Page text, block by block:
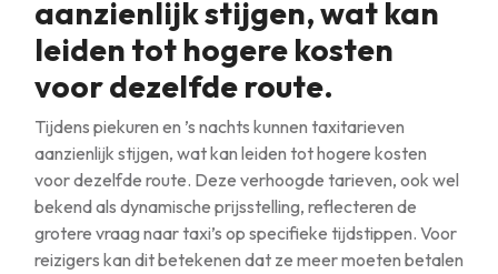
aanzienlijk stijgen, wat kan
leiden tot hogere kosten
voor dezelfde route.
Tijdens piekuren en ’s nachts kunnen taxitarieven
aanzienlijk stijgen, wat kan leiden tot hogere kosten
voor dezelfde route. Deze verhoogde tarieven, ook wel
bekend als dynamische prijsstelling, reflecteren de
grotere vraag naar taxi’s op specifieke tijdstippen. Voor
reizigers kan dit betekenen dat ze meer moeten betalen